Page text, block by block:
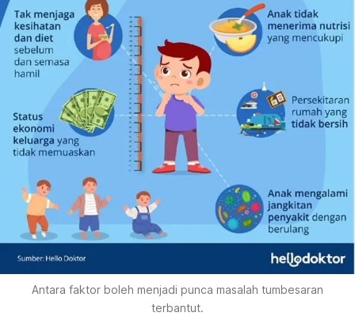
Antara faktor boleh menjadi punca masalah tumbesaran
terbantut.